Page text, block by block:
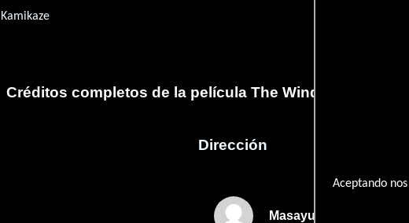
Aceptando
Créditos completos de la película The Winds of God:
Dirección
Masayuki Imai